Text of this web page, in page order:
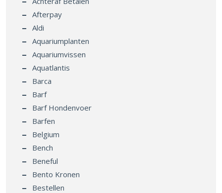
Afterpay
Aldi
Aquariumplanten
Aquariumvissen
Aquatlantis
Barca
Barf
Barf Hondenvoer
Barfen
Belgium
Bench
Beneful
Bento Kronen
Bestellen